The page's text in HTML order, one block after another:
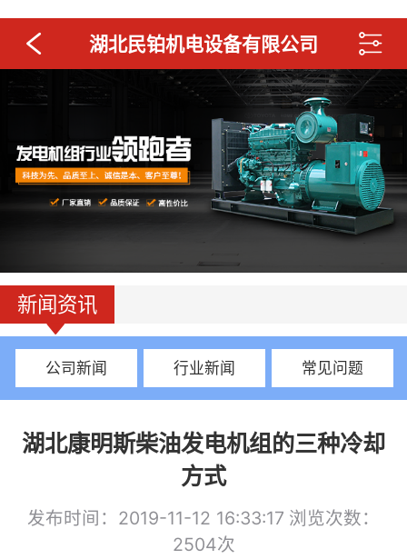
湖北民铂机电设备有限公司
新闻资讯
公司新闻 行业新闻 常见问题
湖北康明斯柴油发电机组​的三种冷却
方式
发布时间：2019-11-12 16:33:17 浏览次数：
2504次